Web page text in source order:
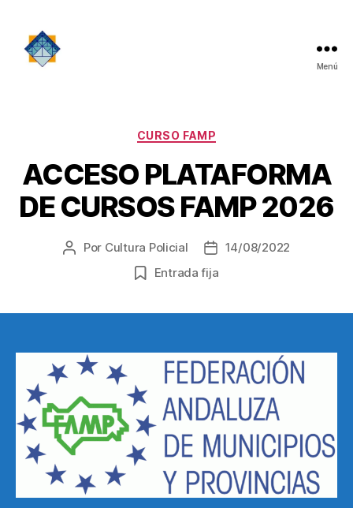
Menú
Categorías
CURSO FAMP
ACCESO PLATAFORMA
DE CURSOS FAMP 2026
Autor
Por Cultura Policial
Fecha
de
la
14/08/2022
Entrada fija